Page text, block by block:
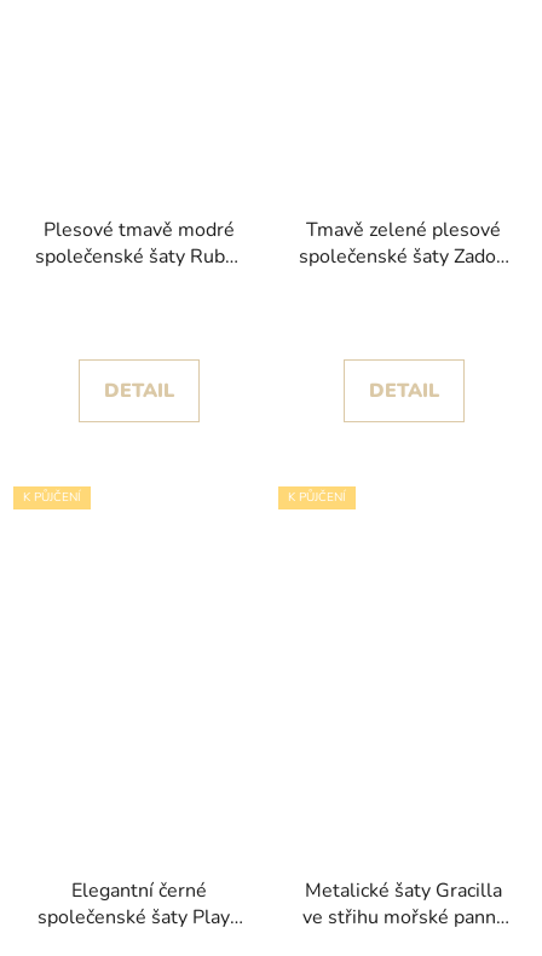
Plesové tmavě modré
společenské šaty Rubar
DETAIL
Tmavě zelené plesové
společenské šaty Zadori
DETAIL
K PŮJČENÍ
Elegantní černé
společenské šaty Playa
K PŮJČENÍ
Metalické šaty Gracilla
ve střihu mořské panny